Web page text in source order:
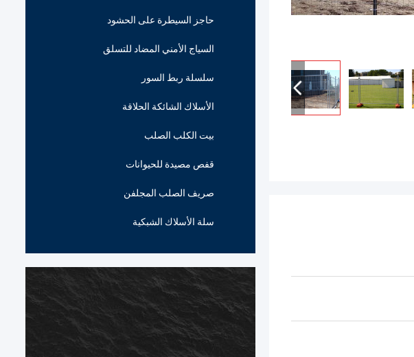
حاجز السيطرة على الحشود
السياج الأمني المضاد للتسلق
سلسلة ربط السور
الأسلاك الشائكة الحلاقة
بيت الكلب الصلب
قفص مصيدة للحيوانات
صريف الصلب المجلفن
سلة الأسلاك الشبكية